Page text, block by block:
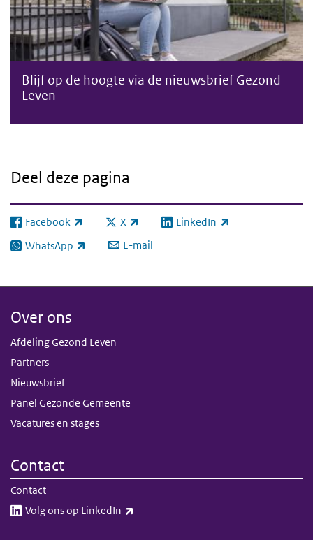
Blijf op de hoogte via de nieuwsbrief Gezond
Leven
Deel deze pagina
Facebook
(externe link) X
(externe link) LinkedIn
(externe link)
WhatsApp
(externe link) E-mail
Over ons
Afdeling Gezond Leven
Partners
Nieuwsbrief
Panel Gezonde Gemeente
Vacatures en stages
Contact
Contact
Volg ons op LinkedIn​​